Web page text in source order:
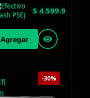
$ 4.599.900
Agregar
-30%